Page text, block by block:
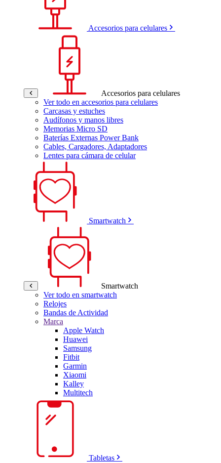
Accesorios para celulares
Accesorios para celulares
Ver todo en accesorios para celulares
Carcasas y estuches
Audífonos y manos libres
Memorias Micro SD
Baterías Externas Power Bank
Cables, Cargadores, Adaptadores
Lentes para cámara de celular
Smartwatch
Smartwatch
Ver todo en smartwatch
Relojes
Bandas de Actividad
Marca
Apple Watch
Huawei
Samsung
Fitbit
Garmin
Xiaomi
Kalley
Multitech
Tabletas